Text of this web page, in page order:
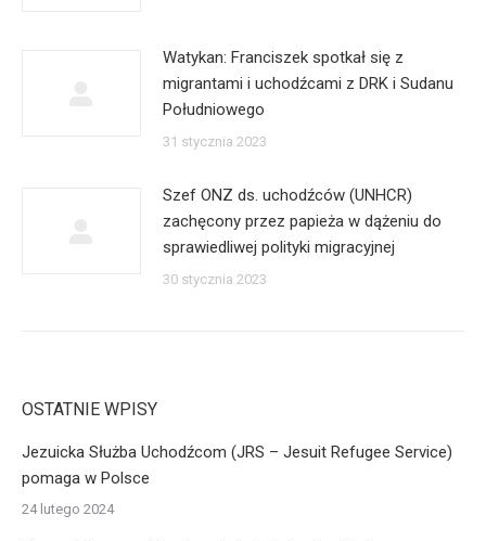
Watykan: Franciszek spotkał się z
migrantami i uchodźcami z DRK i Sudanu
Południowego
31 stycznia 2023
Szef ONZ ds. uchodźców (UNHCR)
zachęcony przez papieża w dążeniu do
sprawiedliwej polityki migracyjnej
30 stycznia 2023
OSTATNIE WPISY
Jezuicka Służba Uchodźcom (JRS – Jesuit Refugee Service)
pomaga w Polsce
24 lutego 2024